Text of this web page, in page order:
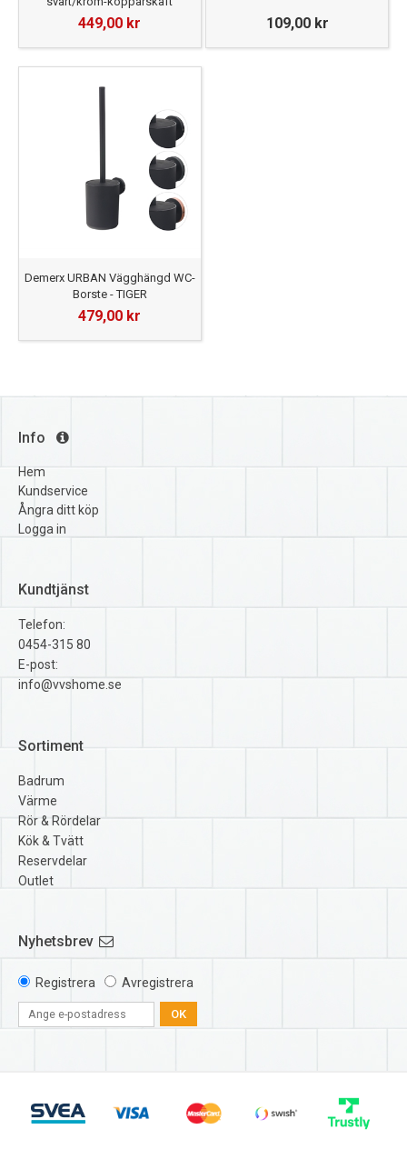
449,00 kr 109,00 kr
Demerx URBAN Vägghängd WC-
Borste - TIGER
479,00 kr
Info
Hem
Kundservice
Ångra ditt köp
Logga in
Kundtjänst
Telefon:
0454-315 80
E-post:
info@vvshome.se
Sortiment
Badrum
Värme
Rör & Rördelar
Kök & Tvätt
Reservdelar
Outlet
Nyhetsbrev
Registrera Avregistrera
OK